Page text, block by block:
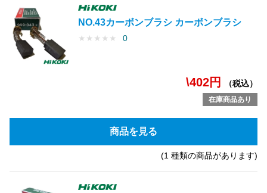
NO.43カーボンブラシ カーボンブラシ
★ ★ ★ ★ ★ 0
\402円 （税込）
在庫商品あり
商品を見る
(1 種類の商品があります)